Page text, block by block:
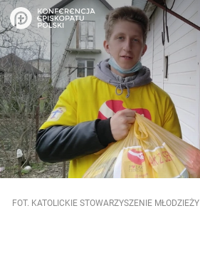
FOT. KATOLICKIE STOWARZYSZENIE MŁODZIEŻY